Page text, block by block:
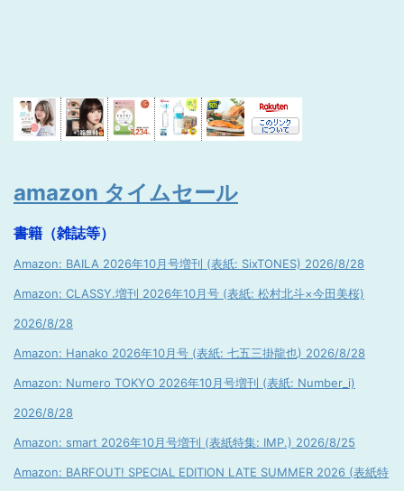
amazon タイムセール
書籍（雑誌等）
Amazon: BAILA 2026年10月号増刊 (表紙: SixTONES) 2026/8/28
Amazon: CLASSY.増刊 2026年10月号 (表紙: 松村北斗×今田美桜)
2026/8/28
Amazon: Hanako 2026年10月号 (表紙: 七五三掛龍也) 2026/8/28
Amazon: Numero TOKYO 2026年10月号増刊 (表紙: Number_i)
2026/8/28
Amazon: smart 2026年10月号増刊 (表紙特集: IMP.) 2026/8/25
Amazon: BARFOUT! SPECIAL EDITION LATE SUMMER 2026 (表紙特